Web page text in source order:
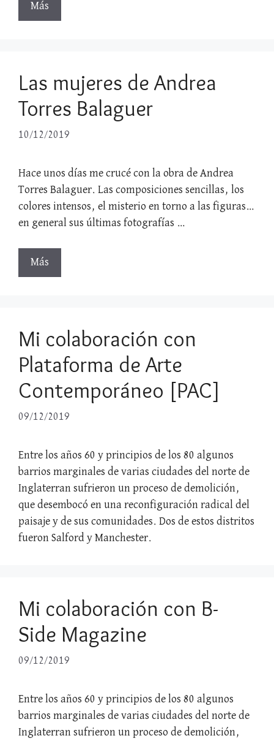
Más
Las mujeres de Andrea
Torres Balaguer
10/12/2019
Hace unos días me crucé con la obra de Andrea
Torres Balaguer. Las composiciones sencillas, los
colores intensos, el misterio en torno a las figuras…
en general sus últimas fotografías …
Más
Mi colaboración con
Plataforma de Arte
Contemporáneo [PAC]
09/12/2019
Entre los años 60 y principios de los 80 algunos
barrios marginales de varias ciudades del norte de
Inglaterran sufrieron un proceso de demolición,
que desembocó en una reconfiguración radical del
paisaje y de sus comunidades. Dos de estos distritos
fueron Salford y Manchester.
Mi colaboración con B-
Side Magazine
09/12/2019
Entre los años 60 y principios de los 80 algunos
barrios marginales de varias ciudades del norte de
Inglaterran sufrieron un proceso de demolición,